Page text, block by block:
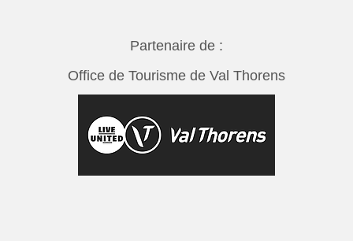
Partenaire de :
Office de Tourisme de Val Thorens